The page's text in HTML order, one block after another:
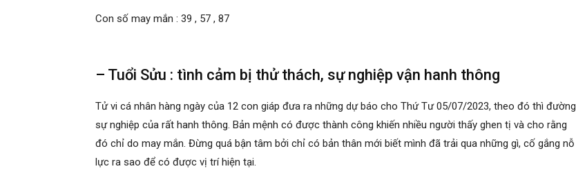
Con số may mắn : 39 , 57 , 87
– Tuổi Sửu : tình cảm bị thử thách, sự nghiệp vận hanh thông
Tử vi cá nhân hàng ngày của 12 con giáp đưa ra những dự báo cho Thứ Tư 05/07/2023, theo đó thì đường
sự nghiệp của rất hanh thông. Bản mệnh có được thành công khiến nhiều người thấy ghen tị và cho rằng
đó chỉ do may mắn. Đừng quá bận tâm bởi chỉ có bản thân mới biết mình đã trải qua những gì, cố gắng nỗ
lực ra sao để có được vị trí hiện tại.